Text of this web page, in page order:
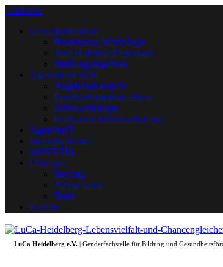
+ MENU
Gewaltprävention
Präventions-Workshops
Anti-Mobbing-Programm
Stärkungsangebote
Jugendberufshilfe
Angebotsübersicht
Berufsinformations-börse
Schulworkshops
Evaluation Schulworkshops
Jugendtreff
Weaving Stories
MOVETIA
Über uns
Satzung
Arbeitsweise
Team
Kontakt
LuCa Heidelberg e.V. | Genderfachstelle für Bildung und